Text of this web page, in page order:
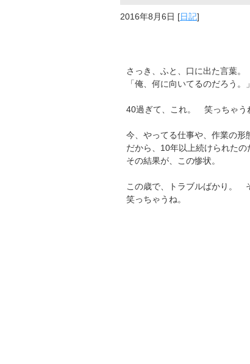
2016年8月6日 [日記]
さっき、ふと、口に出た言葉。
「俺、何に向いてるのだろう。」
40過ぎて、これ。 笑っちゃう
今、やってる仕事や、作業の形
だから、10年以上続けられたの
その結果が、この惨状。
この歳で、トラブルばかり。
笑っちゃうね。